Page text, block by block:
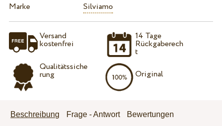
Marke
Silviamo
Versand
kostenfrei
Qualitätssiche
rung
14 Tage
Rückgaberech
t
Original
Beschreibung Frage - Antwort Bewertungen